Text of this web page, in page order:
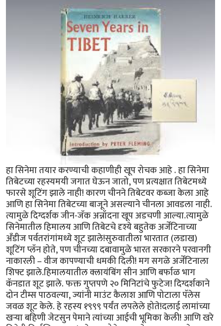
हा सिनेमा तयार करण्याची कहाणीही खूप रोचक आहे . हा सिनेमा
तिबेटच्या रहस्यमयी जगात घेऊन जातो, पण प्रत्यक्षात तिबेटमध्ये
फारसे शूटिंग झाले नाही! कारण चीनने तिबेटवर कब्जा केला आहे
आणि हा सिनेमा तिबेटच्या बाजूने असल्याने चीनला आवडला नाही.
त्यामुळे दिग्दर्शक जीन-जॅक अन्नॉदना खूप अडचणी आल्या.त्यामुळे
सिनेमातील हिमालय आणि तिबेटचे दृश्ये बहुतेक अर्जेंटिनाच्या
अँडीज पर्वतरांगांमध्ये शूट झाले!सुरुवातीला भारतात (लडाख)
शूटिंग प्लॅन होते, पण चीनच्या दबावामुळे भारत सरकारने परवानगी
नाकारली – वीज कापण्याची धमकी दिली! मग सगळे अर्जेंटिनाला
शिफ्ट झाले.हिमालयातील क्लायंबिंग सीन आणि बर्फाळ भाग
कॅनडात शूट झाले. फक्त गुप्तपणे २० मिनिटांचे फुटेज! दिग्दर्शकाने
दोन टीम्स पाठवल्या, ज्यांनी माउंट कैलाश आणि पोटाला पॅलेस
जवळ शूट केले. हे रहस्य १९९९ पर्यंत लपलेले होते!दलाई लामांच्या
खऱ्या बहिणी जेटसुन पेमाने त्यांच्या आईची भूमिका केली! आणि खरे